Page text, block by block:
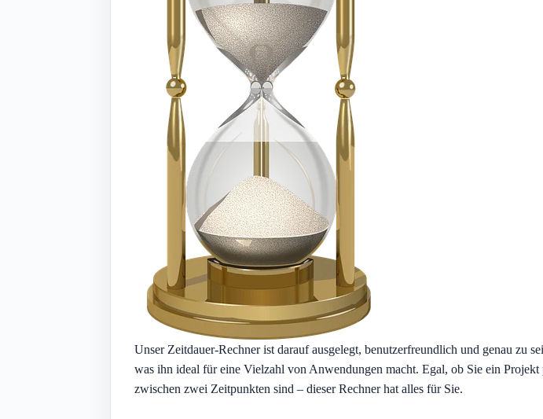
Unser Zeitdauer-Rechner ist darauf ausgelegt, benutzerfreundlich und genau zu
was ihn ideal für eine Vielzahl von Anwendungen macht. Egal, ob Sie ein
zwischen zwei Zeitpunkten sind – dieser Rechner hat alles für Sie.